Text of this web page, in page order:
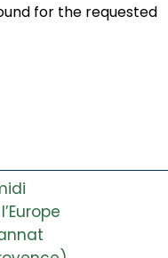
for the requested